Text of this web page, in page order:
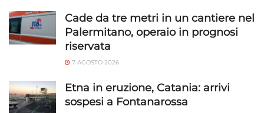
privacy.
Cade da tre metri in un cantiere nel
Palermitano, operaio in prognosi
riservata
7 AGOSTO 2026
Etna in eruzione, Catania: arrivi
sospesi a Fontanarossa